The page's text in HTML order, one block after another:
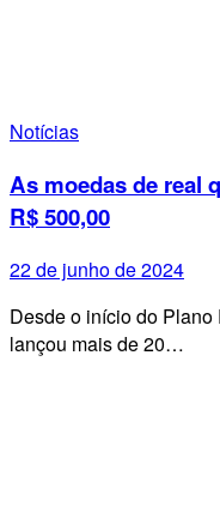
Notícias
As moedas de real
R$ 500,00
22 de junho de 2024
Desde o início do
lançou mais de 20…